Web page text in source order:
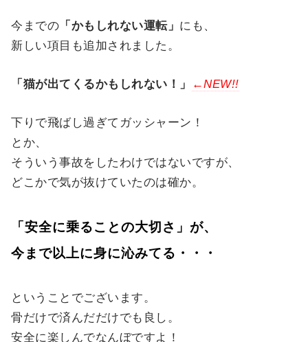
今までの 「かもしれない運転」 にも、
新しい項目も追加されました。
「猫が出てくるかもしれない！」 ←NEW!!
下りで飛ばし過ぎてガッシャーン！
とか、
そういう事故をしたわけではないですが、
どこかで気が抜けていたのは確か。
「安全に乗ることの大切さ」が、
今まで以上に身に沁みてる・・・
ということでございます。
骨だけで済んだだけでも良し。
安全に楽しんでなんぼですよ！